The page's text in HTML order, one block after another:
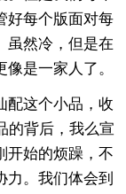
好每个版面对每
虽然冷，但是在
是一家人了。
配这个小品，收
的背后，我么宣
开始的烦躁，不
力。我们体会到